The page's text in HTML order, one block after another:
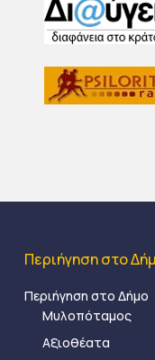
Περιήγηση στο
Περιήγηση στο Δήμο
Μυλοπόταμος
Αξιοθέατα